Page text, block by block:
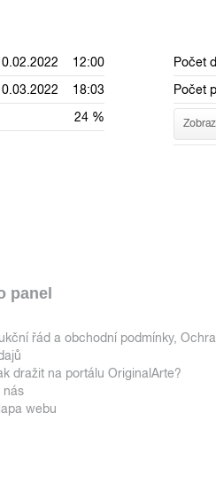
12:00
18:03
24 %
Počet
Počet
panel
řád a obchodní podmínky,
dražit na portálu OriginalArte?
nás
webu